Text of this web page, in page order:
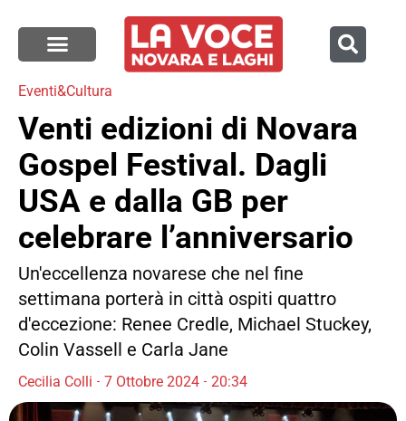
Eventi&Cultura
Venti edizioni di Novara
Gospel Festival. Dagli
USA e dalla GB per
celebrare l’anniversario
Un'eccellenza novarese che nel fine
settimana porterà in città ospiti quattro
d'eccezione: Renee Credle, Michael Stuckey,
Colin Vassell e Carla Jane
Cecilia Colli 7 Ottobre 2024 20:34